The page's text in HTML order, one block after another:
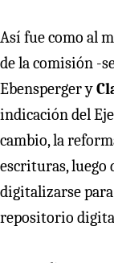
Así fue como al
de la comisión -
Ebensperger y
indicación del
cambio, la
escrituras, luego
digitalizarse
repositorio